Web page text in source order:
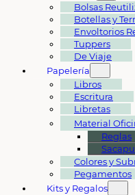
Bolsas
Botellas y
Envoltorios
Tuppers
De Viaje
Papelería
Libros
Escritura
Libretas
Material
Reglas
Colores y
Pegamentos
Kits y Regalos